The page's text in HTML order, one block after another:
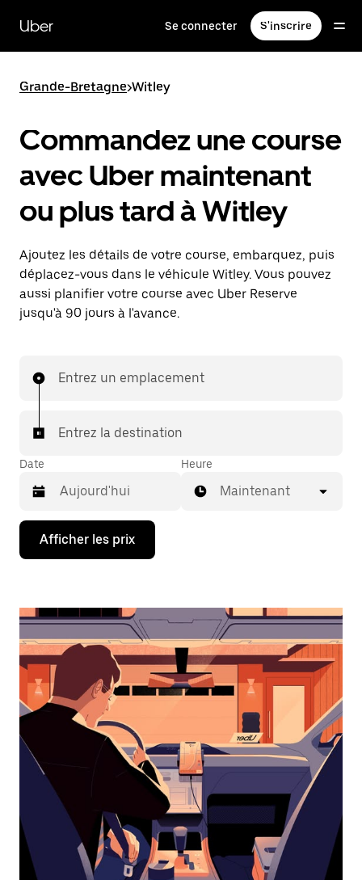
contenu
principal
Uber Se connecter S'inscrire
Grande-Bretagne>Witley
Commandez une course
avec Uber maintenant
ou plus tard à Witley
Ajoutez les détails de votre course, embarquez, puis
déplacez-vous dans le véhicule Witley. Vous pouvez
aussi planifier votre course avec Uber Reserve
jusqu'à 90 jours à l'avance.
Entrez un emplacement
Entrez la destination
Date
Appuyez
la
bas
interagir
avec
calendrier
et
sélectionner
une
date.
Appuyez
d'échappement
pour
fermer
Heure
Maintenant
Afficher les prix